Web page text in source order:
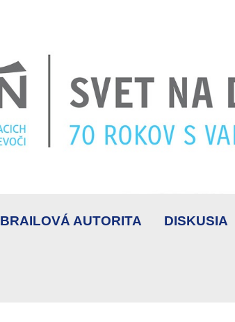
BRAILOVÁ AUTORITA DISKUSIA